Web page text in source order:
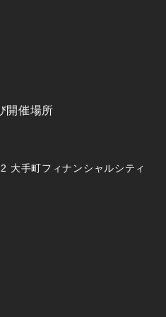
開催場所
大手町フィナンシャルシティ